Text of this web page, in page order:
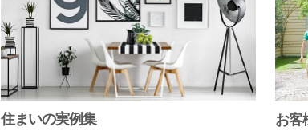
住まいの実例集 お客